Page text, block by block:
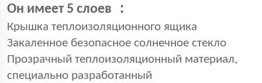
Он имеет 5 слоев ：
Крышка теплоизоляционного ящика
Закаленное безопасное солнечное стекло
Прозрачный теплоизоляционный материал,
специально разработанный